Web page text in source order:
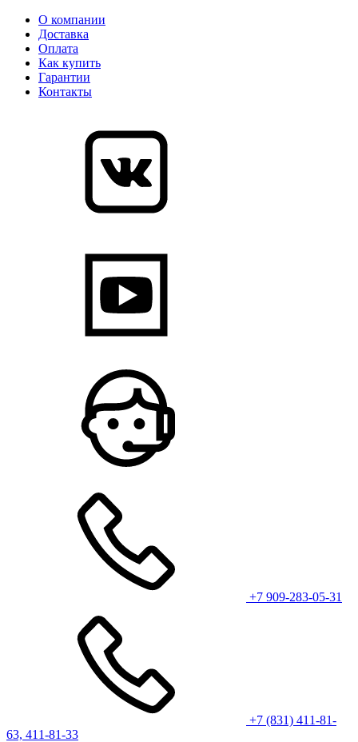
О компании
Доставка
Оплата
Как купить
Гарантии
Контакты
+7 909-283-05-31
+7 (831) 411-81-
63, 411-81-33